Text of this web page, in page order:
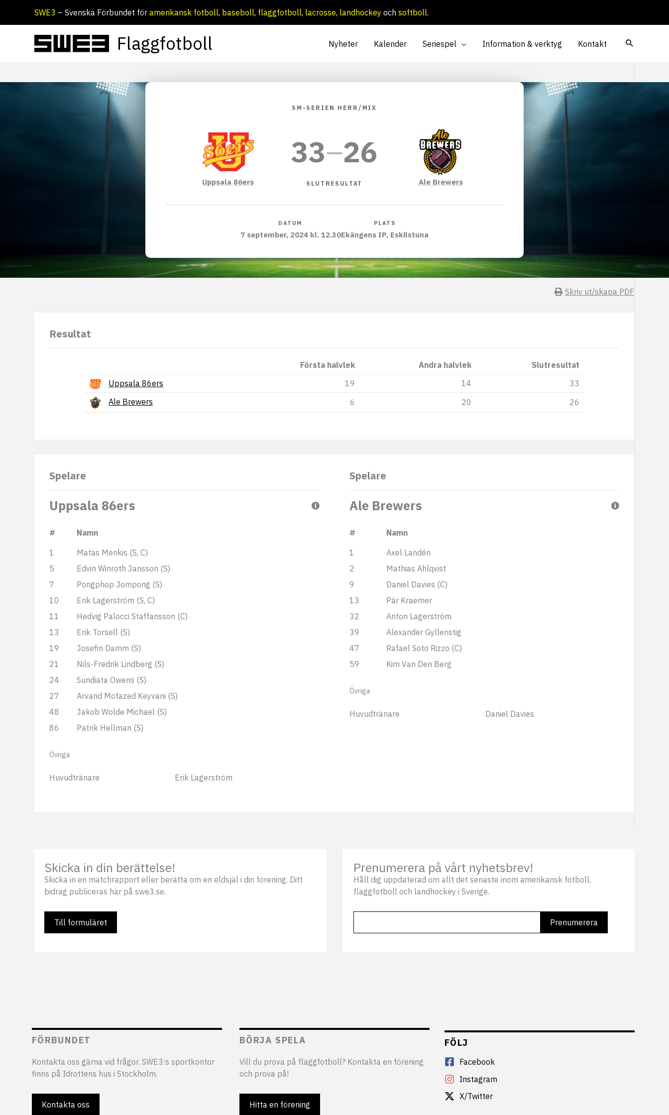
SWE3 – Svenska Förbundet för amerikansk fotboll, baseboll, flaggfotboll, lacrosse, landhockey och softboll.
Flaggfotboll Nyheter Kalender Seriespel Information & verktyg Kontakt
SM-SERIEN HERR/MIX
Uppsala 86ers
33–26
SLUTRESULTAT Ale Brewers
DATUM
7 september, 2024 kl. 12.30
PLATS
Ekängens IP, Eskilstuna
Skriv ut/skapa PDF
Resultat
Första halvlek Andra halvlek
Slutresultat
Uppsala 86ers
19 14
33
Ale Brewers
6 20 26
Spelare
Uppsala 86ers
#
Namn
1
Matas Menkis (S, C)
5
Edvin Winroth Jansson (S)
7
Pongphop Jompong (S)
10
Erik Lagerström (S, C)
11
Hedvig Palocci Staffansson (C)
13
Erik Torsell (S)
19
Josefin Damm (S)
21
Nils-Fredrik Lindberg (S)
24
Sundiata Owens (S)
27
Arvand Motazed Keyvani (S)
48
Jakob Wolde Michael (S)
86
Patrik Hellman (S)
Övriga
Huvudtränare Erik Lagerström
Spelare
Ale Brewers
#
Namn
1
Axel Landén
2
Mathias Ahlqvist
9
Daniel Davies (C)
13
Pär Kraemer
32
Anton Lagerström
39
Alexander Gyllenstig
47
Rafael Soto Rizzo (C)
59
Kim Van Den Berg
Övriga
Huvudtränare Daniel Davies
Skicka in din berättelse!
Skicka in en matchrapport eller berätta om en eldsjäl i din förening. Ditt
bidrag publiceras här på swe3.se.
Till formuläret
Prenumerera på vårt nyhetsbrev!
Håll dig uppdaterad om allt det senaste inom amerikansk fotboll,
flaggfotboll och landhockey i Sverige.
FÖRBUNDET
Kontakta oss gärna vid frågor. SWE3:s sportkontor
finns på Idrottens hus i Stockholm.
Kontakta oss
BÖRJA SPELA
Vill du prova på flaggfotboll? Kontakta en förening
och prova på!
Hitta en förening
FÖLJ
Facebook
Instagram
X/Twitter